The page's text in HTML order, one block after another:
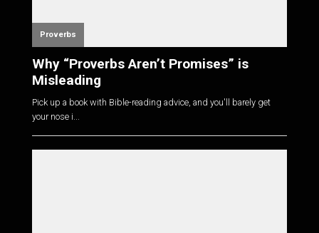
Proverbs
Why “Proverbs Aren’t Promises” is
Misleading
Pick up a book with Bible-reading advice, and you'll barely get
your nose i...